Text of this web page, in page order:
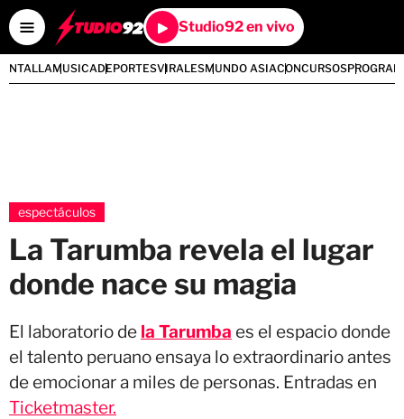
Studio92 en vivo
MUSICADEPORTESVIRALESMUNDO ASIACONCURSOS
espectáculos
La Tarumba revela el lugar
donde nace su magia
El laboratorio de la Tarumba es el espacio donde
el talento peruano ensaya lo extraordinario antes
de emocionar a miles de personas. Entradas en
Ticketmaster.